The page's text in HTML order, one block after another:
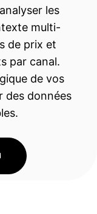
les
multi-
de prix et
par canal.
de vos
des données